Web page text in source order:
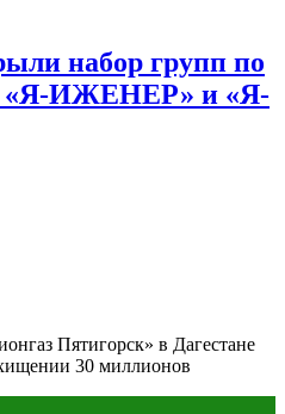
набор групп по
«Я-ИЖЕНЕР» и «Я-
Пятигорск» в Дагестане
30 миллионов